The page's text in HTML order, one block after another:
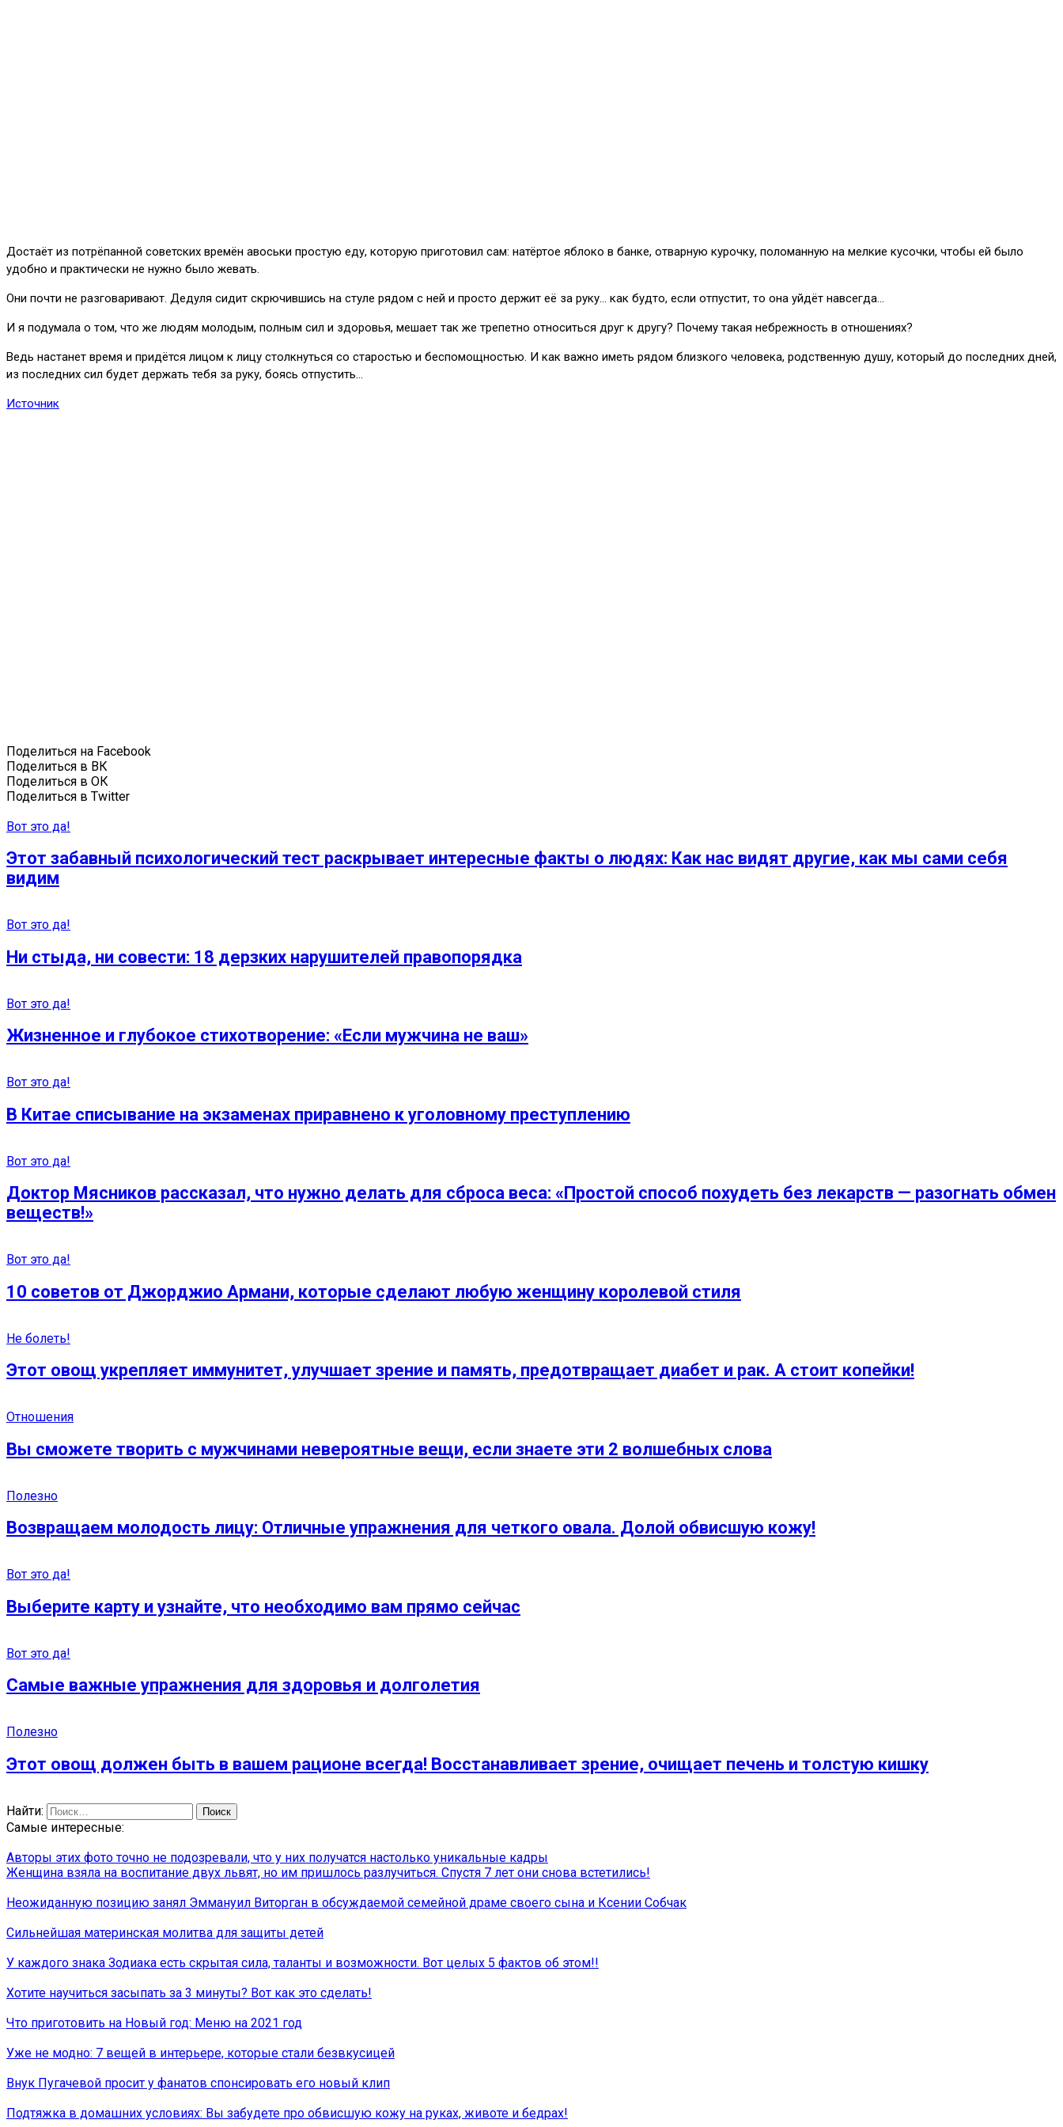
Достаёт из потрёпанной советских времён авоськи простую еду, которую приготовил сам: натёртое яблоко в банке, отварную курочку, поломанную на мелкие кусочки, чтобы ей было
удобно и практически не нужно было жевать.
Они почти не разговаривают. Дедуля сидит скрючившись на стуле рядом с ней и просто держит её за руку… как будто, если отпустит, то она уйдёт навсегда…
И я подумала о том, что же людям молодым, полным сил и здоровья, мешает так же трепетно относиться друг к другу? Почему такая небрежность в отношениях?
Ведь настанет время и придётся лицом к лицу столкнуться со старостью и беспомощностью. И как важно иметь рядом близкого человека, родственную душу, который до последних дней,
из последних сил будет держать тебя за руку, боясь отпустить…
Источник
Поделиться на Facebook
Поделиться в ВК
Поделиться в ОК
Поделиться в Twitter
Вот это да!
Этот забавный психологический тест раскрывает интересные факты о людях: Как нас видят другие, как мы сами себя
видим
Вот это да!
Ни стыда, ни совести: 18 дерзких нарушителей правопорядка
Вот это да!
Жизненное и глубокое стихотворение: «Если мужчина не ваш»
Вот это да!
В Китае списывание на экзаменах приравнено к уголовному преступлению
Вот это да!
Доктор Мясников рассказал, что нужно делать для сброса веса: «Простой способ похудеть без лекарств — разогнать обмен
веществ!»
Вот это да!
10 советов от Джорджио Армани, которые сделают любую женщину королевой стиля
Не болеть!
Этот овощ укрепляет иммунитет, улучшает зрение и память, предотвращает диабет и рак. А стоит копейки!
Отношения
Вы сможете творить с мужчинами невероятные вещи, если знаете эти 2 волшебных слова
Полезно
Возвращаем молодость лицу: Отличные упражнения для четкого овала. Долой обвисшую кожу!
Вот это да!
Выберите карту и узнайте, что необходимо вам прямо сейчас
Вот это да!
Самые важные упражнения для здоровья и долголетия
Полезно
Этот овощ должен быть в вашем рационе всегда! Восстанавливает зрение, очищает печень и толстую кишку
Найти:
Самые интересные:
Авторы этих фото точно не подозревали, что у них получатся настолько уникальные кадры
Женщина взяла на воспитание двух львят, но им пришлось разлучиться. Спустя 7 лет они снова встетились!
Неожиданную позицию занял Эммануил Виторган в обсуждаемой семейной драме своего сына и Ксении Собчак
Сильнейшая материнская молитва для защиты детей
У каждого знака Зодиака есть скрытая сила, таланты и возможности. Вот целых 5 фактов об этом!!
Хотите научиться засыпать за 3 минуты? Вот как это сделать!
Что приготовить на Новый год: Меню на 2021 год
Уже не модно: 7 вещей в интерьере, которые стали безвкусицей
Внук Пугачевой просит у фанатов спонсировать его новый клип
Подтяжка в домашних условиях: Вы забудете про обвисшую кожу на руках, животе и бедрах!